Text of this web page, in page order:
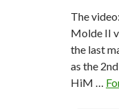
The
Molde II
the last
as the
HiM …